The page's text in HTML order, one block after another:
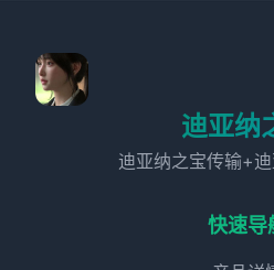
迪亚纳
迪亚纳之宝传输+
快速导